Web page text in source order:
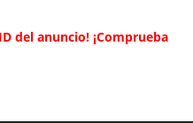
del anuncio! ¡Comprueba